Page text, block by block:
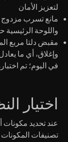
لتعزيز الأمان
مانع تسرب مزدوج
واللوحة
مقبض دلتا مربع
في اليوم؛ تم اختباره
اختيار
عند تحديد مكونات
تصنيفات